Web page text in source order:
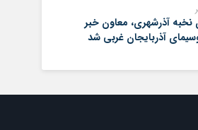
نخبه آذرشهری، معاون خبر
آذربایجان غربی شد